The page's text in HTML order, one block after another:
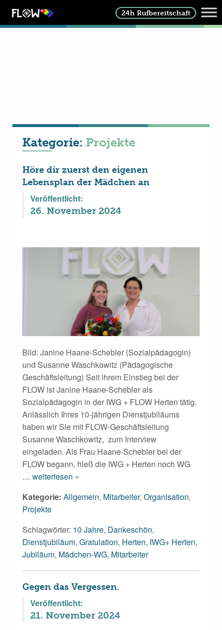
24h Rufbereitschaft
Kategorie: Projekte
Höre dir zuerst den eigenen
Lebensplan der Mädchen an
Veröffentlicht:
26. November 2024
Bild: Janine Haane-Schebler (Sozialpädagogin)
und Susanne Waschkowitz (Pädagogische
Geschäftsleitung) Seit ihrem Einstieg bei der
FLOW ist Janine Haane-Schebler als
Sozialpädagogin in der IWG + FLOW Herten tätig.
Anlässlich Ihres 10-jährigen Dienstjubiläums
haben wir Sie mit FLOW-Geschäftsleitung
Susanne Waschkowitz, zum Interview
eingeladen. Als Frau Haane-Schebler bei der
FLOW begann, hieß die IWG + Herten noch WG
… weiterlesen »
Kategorie: Allgemein, Mitarbeiter, Organisation,
Projekte
Schlagwörter: 10 Jahre, Dankeschön,
Dienstjubiläum, Gratulation, Herten, IWG+ Herten,
Jubiläum, Mädchen-WG, Mitarbeiter
Gegen das Vergessen.
Veröffentlicht:
21. November 2024